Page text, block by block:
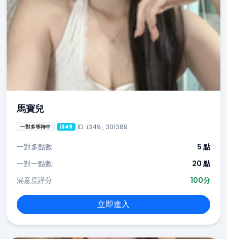
馬寶兒
一對多等待中 i349 ID: i349_301389
一對多點數
5 點
一對一點數
20 點
滿意度評分
100分
立即進入